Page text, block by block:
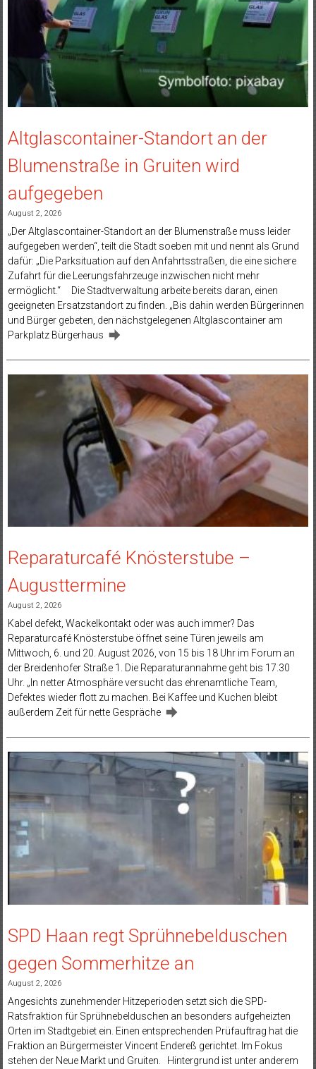
Altglascontainer-Standort an der
Blumenstraße in Gruiten wird
aufgegeben
August 2, 2026
„Der Altglascontainer-Standort an der Blumenstraße muss leider
aufgegeben werden“, teilt die Stadt soeben mit und nennt als Grund
dafür: „Die Parksituation auf den Anfahrtsstraßen, die eine sichere
Zufahrt für die Leerungsfahrzeuge inzwischen nicht mehr
ermöglicht.“ Die Stadtverwaltung arbeite bereits daran, einen
geeigneten Ersatzstandort zu finden. „Bis dahin werden Bürgerinnen
und Bürger gebeten, den nächstgelegenen Altglascontainer am
Parkplatz Bürgerhaus
Reparaturcafé Knösterstube –
Augusttermine
August 2, 2026
Kabel defekt, Wackelkontakt oder was auch immer? Das
Reparaturcafé Knösterstube öffnet seine Türen jeweils am
Mittwoch, 6. und 20. August 2026, von 15 bis 18 Uhr im Forum an
der Breidenhofer Straße 1. Die Reparaturannahme geht bis 17.30
Uhr. „In netter Atmosphäre versucht das ehrenamtliche Team,
Defektes wieder flott zu machen. Bei Kaffee und Kuchen bleibt
außerdem Zeit für nette Gespräche
SPD Haan regt Sprühnebelduschen
gegen Sommerhitze an
August 2, 2026
Angesichts zunehmender Hitzeperioden setzt sich die SPD-
Ratsfraktion für Sprühnebelduschen an besonders aufgeheizten
Orten im Stadtgebiet ein. Einen entsprechenden Prüfauftrag hat die
Fraktion an Bürgermeister Vincent Endereß gerichtet. Im Fokus
stehen der Neue Markt und Gruiten. Hintergrund ist unter anderem